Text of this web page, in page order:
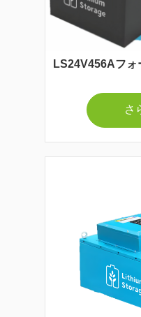
LS24V456Aフォ
さ